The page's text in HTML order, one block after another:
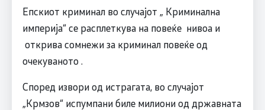
Епскиот криминал во случајот „ Криминална
империја“ се расплеткува на повеќе нивоа и
открива сомнежи за криминал повеќе од
очекуваното .
Според извори од истрагата, во случајот
„Крмзов“ испумпани биле милиони од државната